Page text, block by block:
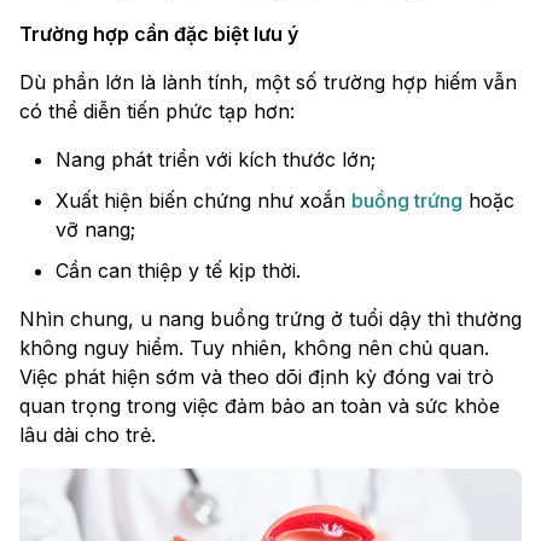
Trường hợp cần đặc biệt lưu ý
Dù phần lớn là lành tính, một số trường hợp hiếm vẫn
có thể diễn tiến phức tạp hơn:
Nang phát triển với kích thước lớn;
Xuất hiện biến chứng như xoắn buồng trứng hoặc
vỡ nang;
Cần can thiệp y tế kịp thời.
Nhìn chung, u nang buồng trứng ở tuổi dậy thì thường
không nguy hiểm. Tuy nhiên, không nên chủ quan.
Việc phát hiện sớm và theo dõi định kỳ đóng vai trò
quan trọng trong việc đảm bảo an toàn và sức khỏe
lâu dài cho trẻ.